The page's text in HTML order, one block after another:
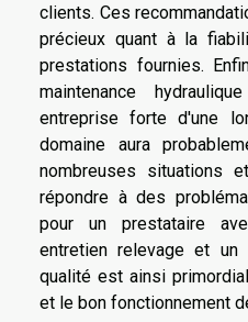
clients. Ces
précieux quant à la
prestations fournies.
maintenance
entreprise forte d'une
domaine aura
nombreuses situations
répondre à des
pour un prestataire
entretien relevage et
qualité est ainsi
et le bon fonctionnement